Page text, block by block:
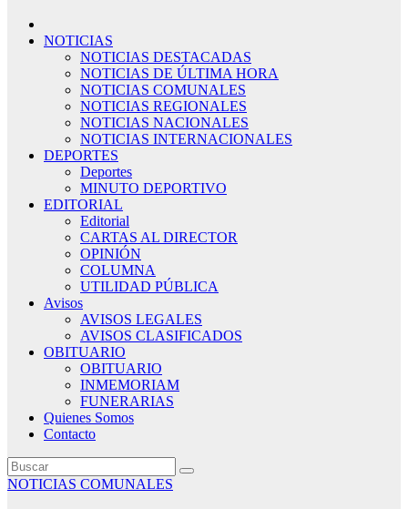
NOTICIAS
NOTICIAS DESTACADAS
NOTICIAS DE ÚLTIMA HORA
NOTICIAS COMUNALES
NOTICIAS REGIONALES
NOTICIAS NACIONALES
NOTICIAS INTERNACIONALES
DEPORTES
Deportes
MINUTO DEPORTIVO
EDITORIAL
Editorial
CARTAS AL DIRECTOR
OPINIÓN
COLUMNA
UTILIDAD PÚBLICA
Avisos
AVISOS LEGALES
AVISOS CLASIFICADOS
OBITUARIO
OBITUARIO
INMEMORIAM
FUNERARIAS
Quienes Somos
Contacto
NOTICIAS COMUNALES